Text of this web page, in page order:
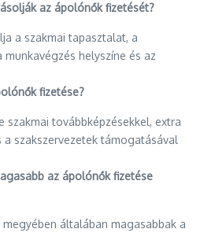
az ápolónők fizetését?
a szakmai tapasztalat, a
helyszíne és az
fizetése?
szakmai továbbképzésekkel, extra
a szakszervezetek támogatásával
az ápolónők fizetése
általában magasabbak a